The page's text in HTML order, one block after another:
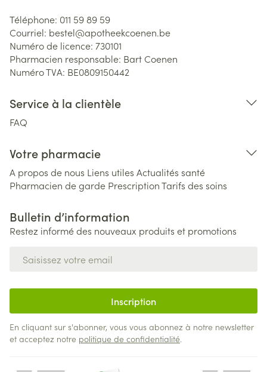
Téléphone: 011 59 89 59
Courriel: bestel@apotheekcoenen.be
Numéro de licence: 730101
Pharmacien responsable: Bart Coenen
Numéro TVA: BE0809150442
Service à la clientèle
FAQ
Votre pharmacie
A propos de nous Liens utiles Actualités santé
Pharmacien de garde PrescriptionTarifs des soins
Bulletin d’information
Restez informé des nouveaux produits et promotions
Inscription
En cliquant sur s'abonner, vous vous abonnez à notre newsletter
et acceptez notre politique de confidentialité.